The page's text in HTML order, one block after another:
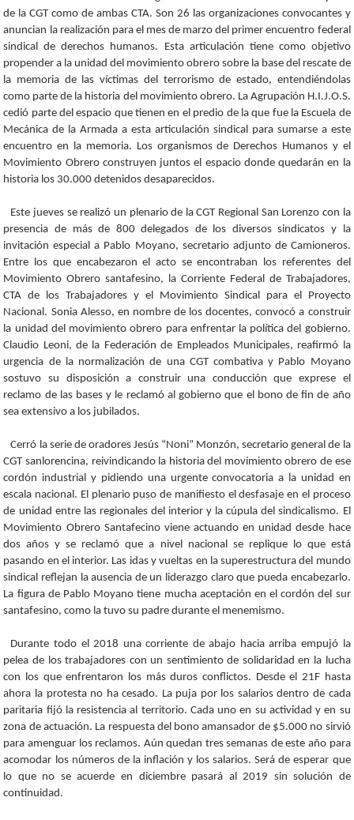
de la CGT como de ambas CTA. Son 26 las organizaciones convocantes y
anuncian la realización para el mes de marzo del primer encuentro federal
sindical de derechos humanos. Esta articulación tiene como objetivo
propender a la unidad del movimiento obrero sobre la base del rescate de
la memoria de las víctimas del terrorismo de estado, entendiéndolas
como parte de la historia del movimiento obrero. La Agrupación H.I.J.O.S.
cedió parte del espacio que tienen en el predio de la que fue la Escuela de
Mecánica de la Armada a esta articulación sindical para sumarse a este
encuentro en la memoria. Los organismos de Derechos Humanos y el
Movimiento Obrero construyen juntos el espacio donde quedarán en la
historia los 30.000 detenidos desaparecidos.
Este jueves se realizó un plenario de la CGT Regional San Lorenzo con la
presencia de más de 800 delegados de los diversos sindicatos y la
invitación especial a Pablo Moyano, secretario adjunto de Camioneros.
Entre los que encabezaron el acto se encontraban los referentes del
Movimiento Obrero santafesino, la Corriente Federal de Trabajadores,
CTA de los Trabajadores y el Movimiento Sindical para el Proyecto
Nacional. Sonia Alesso, en nombre de los docentes, convocó a construir
la unidad del movimiento obrero para enfrentar la política del gobierno.
Claudio Leoni, de la Federación de Empleados Municipales, reafirmó la
urgencia de la normalización de una CGT combativa y Pablo Moyano
sostuvo su disposición a construir una conducción que exprese el
reclamo de las bases y le reclamó al gobierno que el bono de fin de año
sea extensivo a los jubilados.
Cerró la serie de oradores Jesús “Noni” Monzón, secretario general de la
CGT sanlorencina, reivindicando la historia del movimiento obrero de ese
cordón industrial y pidiendo una urgente convocatoria a la unidad en
escala nacional. El plenario puso de manifiesto el desfasaje en el proceso
de unidad entre las regionales del interior y la cúpula del sindicalismo. El
Movimiento Obrero Santafecino viene actuando en unidad desde hace
dos años y se reclamó que a nivel nacional se replique lo que está
pasando en el interior. Las idas y vueltas en la superestructura del mundo
sindical reflejan la ausencia de un liderazgo claro que pueda encabezarlo.
La figura de Pablo Moyano tiene mucha aceptación en el cordón del sur
santafesino, como la tuvo su padre durante el menemismo.
Durante todo el 2018 una corriente de abajo hacia arriba empujó la
pelea de los trabajadores con un sentimiento de solidaridad en la lucha
con los que enfrentaron los más duros conflictos. Desde el 21F hasta
ahora la protesta no ha cesado. La puja por los salarios dentro de cada
paritaria fijó la resistencia al territorio. Cada uno en su actividad y en su
zona de actuación. La respuesta del bono amansador de $5.000 no sirvió
para amenguar los reclamos. Aún quedan tres semanas de este año para
acomodar los números de la inflación y los salarios. Será de esperar que
lo que no se acuerde en diciembre pasará al 2019 sin solución de
continuidad.